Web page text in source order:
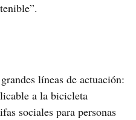
líneas de actuación:
a la bicicleta
sociales para personas